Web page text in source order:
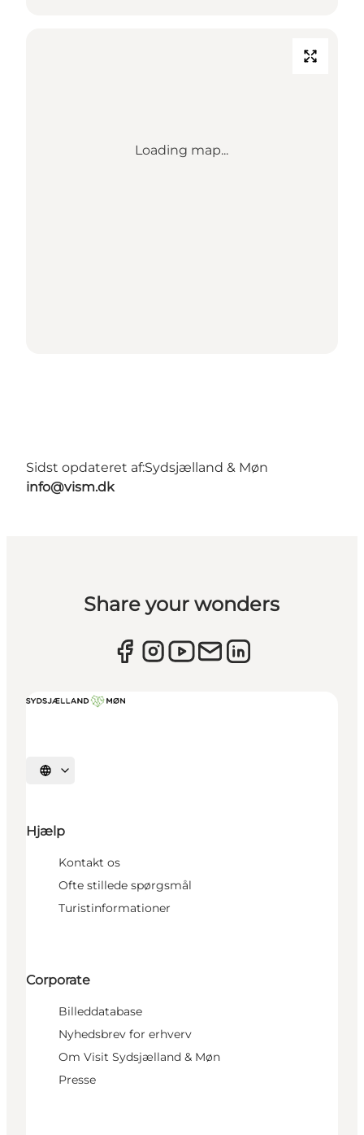
Loading map...
Sidst opdateret af:Sydsjælland & Møn
info@vism.dk
Share your wonders
Vælg sprog
Hjælp
Kontakt os
Ofte stillede spørgsmål
Turistinformationer
Corporate
Billeddatabase
Nyhedsbrev for erhverv
Om Visit Sydsjælland & Møn
Presse